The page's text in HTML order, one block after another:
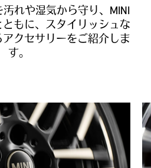
れや湿気から守り、MINI
もに、スタイリッシュな
クセサリーをご紹介しま
す。